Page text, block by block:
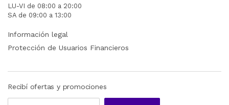
LU-VI de 08:00 a 20:00
SA de 09:00 a 13:00
Información legal
Protección de Usuarios Financieros
Recibí ofertas y promociones